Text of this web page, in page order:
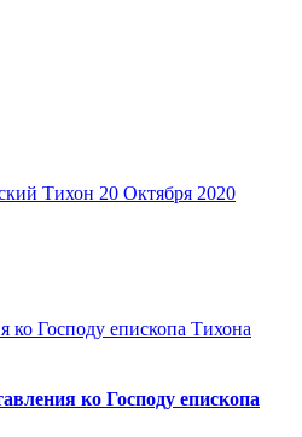
Тихон 20 Октября 2020
ко Господу епископа